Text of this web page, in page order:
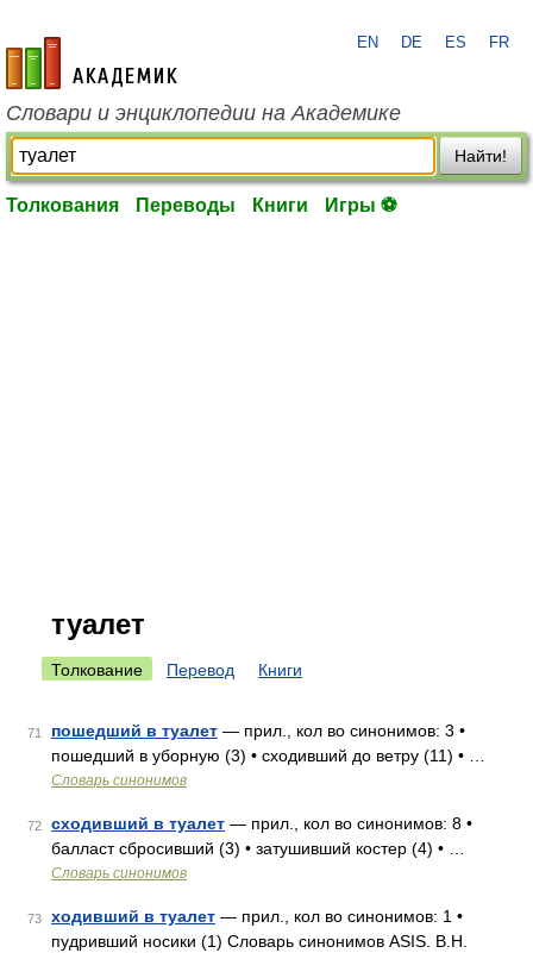
academic.ru
EN DE ES FR
Словари и энциклопедии на Академике
Найти!
Толкования Переводы Книги Игры ⚽
туалет
Толкование Перевод Книги
71 пошедший в туалет — прил., кол во синонимов: 3 •
пошедший в уборную (3) • сходивший до ветру (11) • …
Словарь синонимов
72 сходивший в туалет — прил., кол во синонимов: 8 •
балласт сбросивший (3) • затушивший костер (4) • …
Словарь синонимов
73 ходивший в туалет — прил., кол во синонимов: 1 •
пудривший носики (1) Словарь синонимов ASIS. В.Н.